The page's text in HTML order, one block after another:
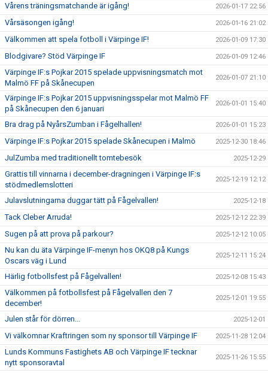
Vårens träningsmatchande är igång! 2026-01-17 22:56
Vårsäsongen igång! 2026-01-16 21:02
Välkommen att spela fotboll i Värpinge IF! 2026-01-09 17:30
Blodgivare? Stöd Värpinge IF 2026-01-09 12:46
Värpinge IF:s Pojkar 2015 spelade uppvisningsmatch mot
Malmö FF på Skånecupen
2026-01-07 21:10
Värpinge IF:s Pojkar 2015 uppvisningsspelar mot Malmö FF
på Skånecupen den 6 januari
2026-01-01 15:40
Bra drag på NyårsZumban i Fågelhallen! 2026-01-01 15:23
Värpinge IF:s Pojkar 2015 spelade Skånecupen i Malmö 2025-12-30 18:46
JulZumba med traditionellt tomtebesök 2025-12-29
Grattis till vinnarna i december-dragningen i Värpinge IF:s
stödmedlemslotteri
2025-12-19 12:12
Julavslutningarna duggar tätt på Fågelvallen! 2025-12-18
Tack Cleber Arruda! 2025-12-12 22:39
Sugen på att prova på parkour? 2025-12-12 10:05
Nu kan du äta Värpinge IF-menyn hos OKQ8 på Kungs
Oscars väg i Lund
2025-12-11 15:24
Härlig fotbollsfest på Fågelvallen! 2025-12-08 15:43
Välkommen på fotbollsfest på Fågelvallen den 7
december!
2025-12-01 19:55
Julen står för dörren... 2025-12-01
Vi välkomnar Kraftringen som ny sponsor till Värpinge IF 2025-11-28 12:04
Lunds Kommuns Fastighets AB och Värpinge IF tecknar
nytt sponsoravtal
2025-11-26 15:55